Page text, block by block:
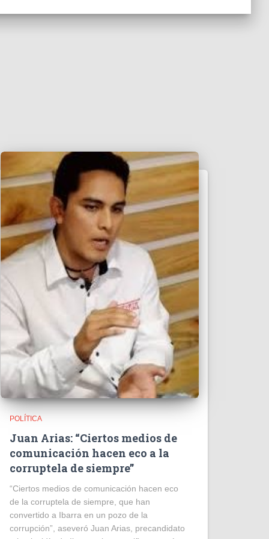
POLÍTICA
Juan Arias: “Ciertos medios de
comunicación hacen eco a la
corruptela de siempre”
“Ciertos medios de comunicación hacen eco
de la corruptela de siempre, que han
convertido a Ibarra en un pozo de la
corrupción”, aseveró Juan Arias, precandidato